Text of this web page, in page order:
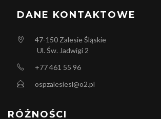
DANE KONTAKTOWE
47-150 Zalesie Śląskie
Ul. Św. Jadwigi 2
+77 461 55 96
ospzalesiesl@o2.pl
RÓŻNOŚCI